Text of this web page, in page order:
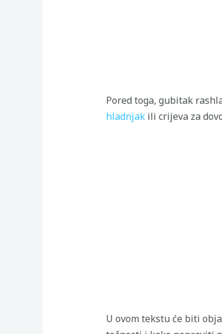
Pored toga, gubitak
hladnjakili crijeva za
U ovom tekstu će biti